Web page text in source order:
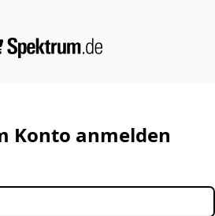
Konto anmelden